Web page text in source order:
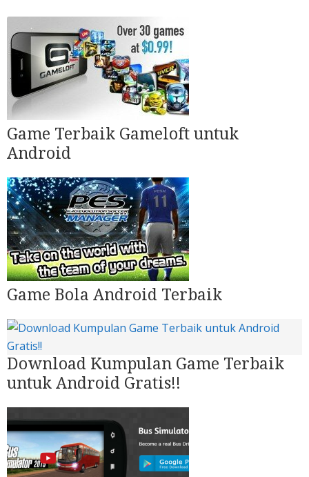
Game Terbaik Gameloft untuk
Android
Game Bola Android Terbaik
Download Kumpulan Game Terbaik
untuk Android Gratis!!